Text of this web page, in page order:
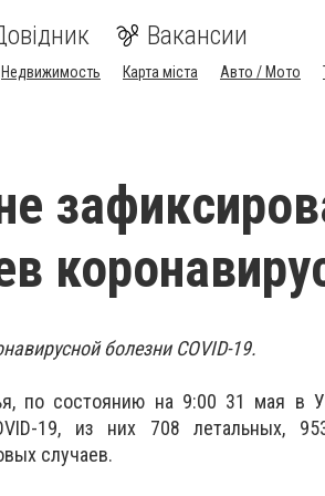
Вакансии
Недвижимость Карта міста Авто / Мото
болезни COVID-19.
по состоянию на 9:00 31 мая в
19, из них 708 летальных,
случаев.